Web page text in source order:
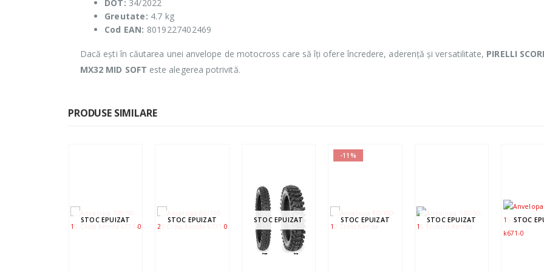
DOT: 34/2022
Greutate: 4.7 kg
Cod EAN: 8019227402469
Dacă ești în căutarea unei anvelope de motocross care să îți ofere încredere, aderență și versatilitate, PIRELLI
MX32 MID SOFT este alegerea potrivită.
PRODUSE SIMILARE
STOC EPUIZAT STOC EPUIZAT STOC EPUIZAT
-11%
STOC EPUIZAT STOC EPUIZAT STOC